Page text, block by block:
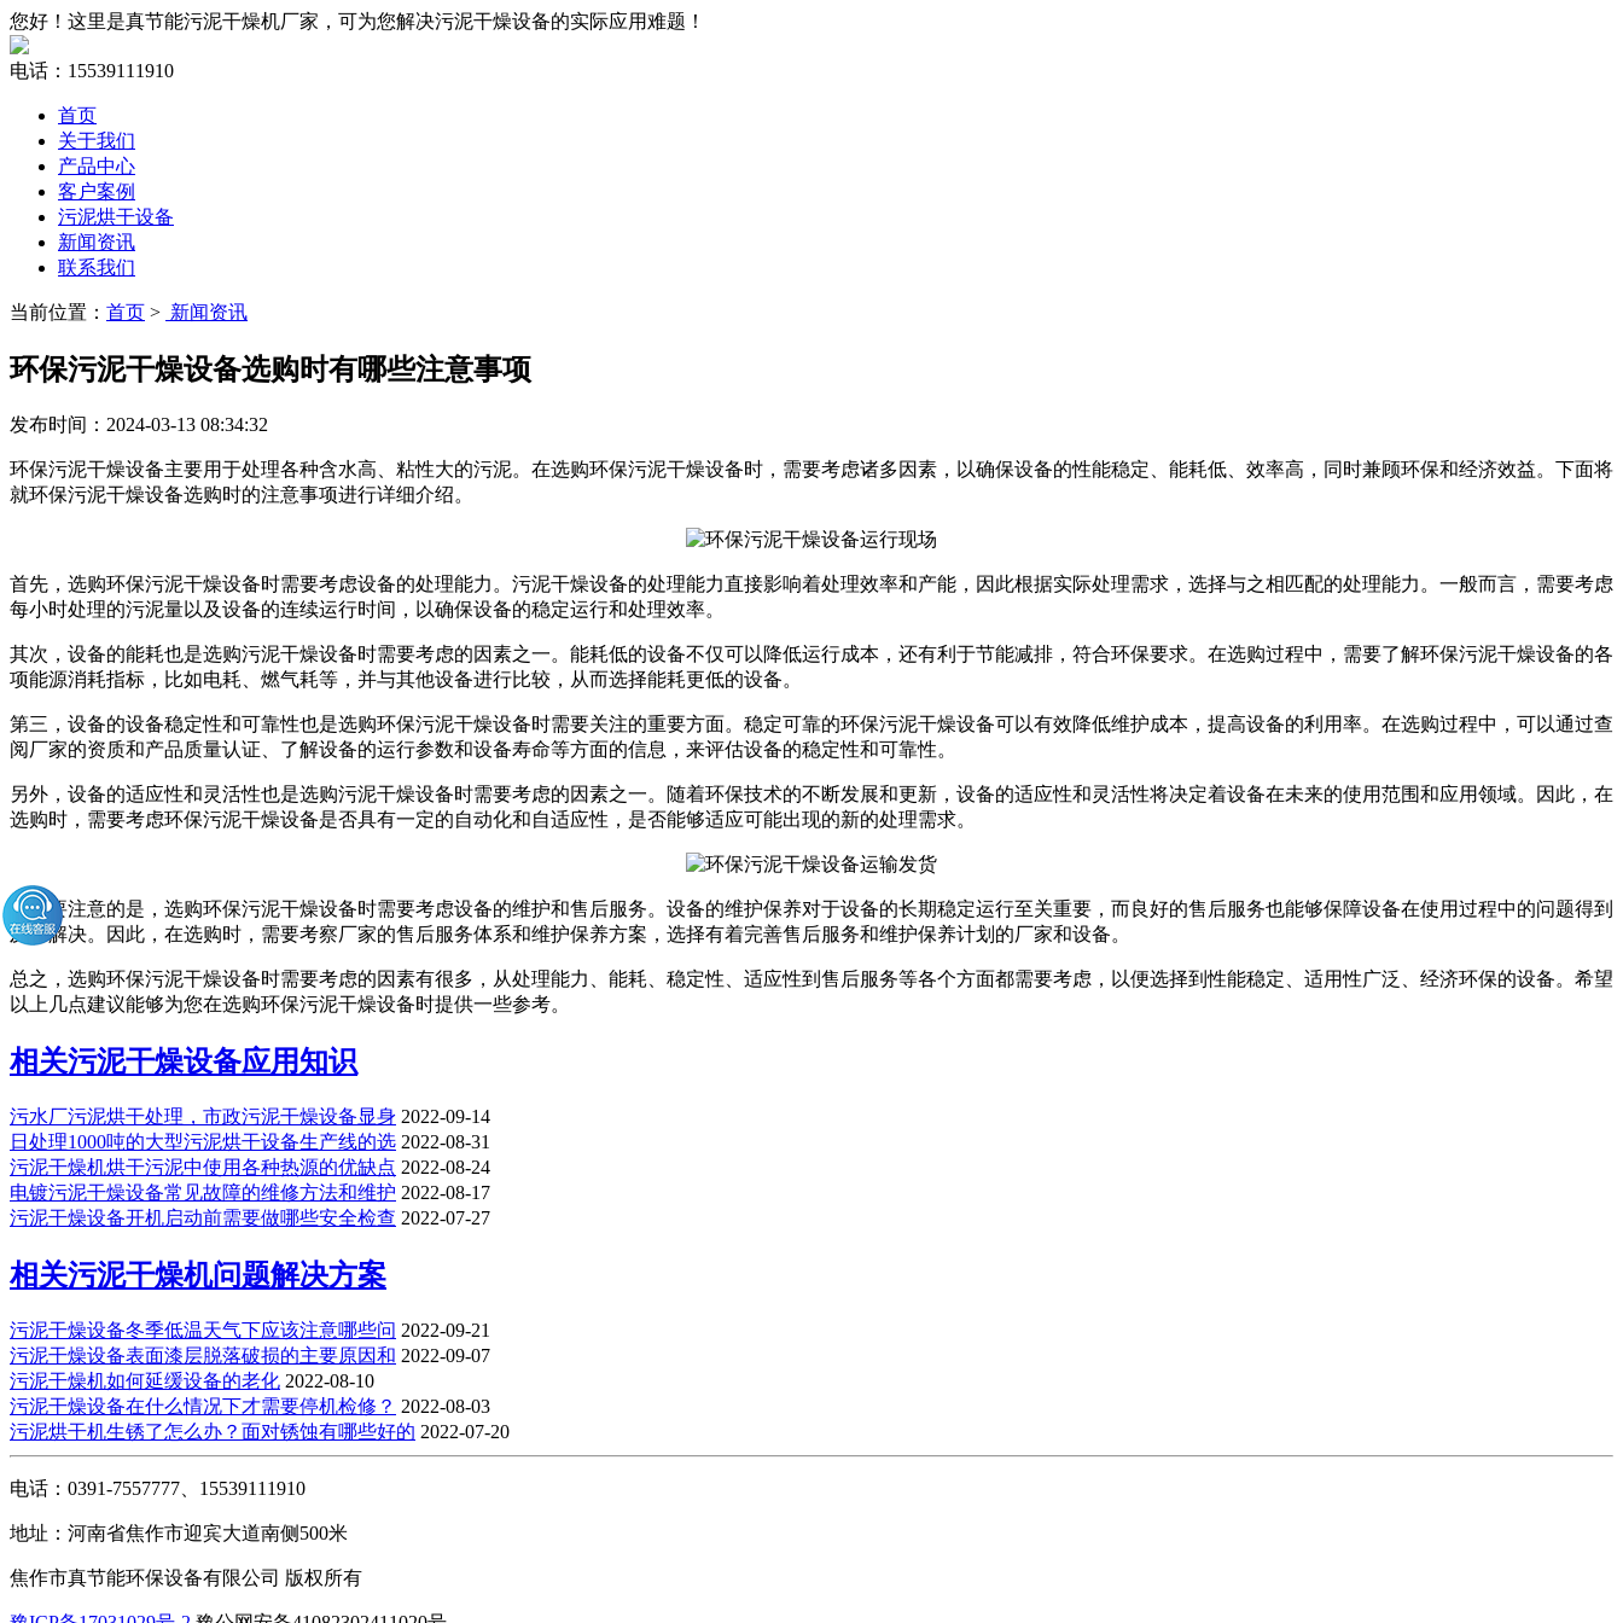
您好！这里是真节能污泥干燥机厂家，可为您解决污泥干燥设备的实际应用难题！
电话：15539111910
首页
关于我们
产品中心
客户案例
污泥烘干设备
新闻资讯
联系我们
当前位置： 首页 > 新闻资讯
环保污泥干燥设备选购时有哪些注意事项
发布时间：2024-03-13 08:34:32
环保污泥干燥设备主要用于处理各种含水高、粘性大的污泥。在选购环保污泥干燥设备时，需要考虑诸多因素，以确保设备的性能稳定、能耗低、效率高，同时兼顾环保和经济效益。下面将
就环保污泥干燥设备选购时的注意事项进行详细介绍。
首先，选购环保污泥干燥设备时需要考虑设备的处理能力。污泥干燥设备的处理能力直接影响着处理效率和产能，因此根据实际处理需求，选择与之相匹配的处理能力。一般而言，需要考虑
每小时处理的污泥量以及设备的连续运行时间，以确保设备的稳定运行和处理效率。
其次，设备的能耗也是选购污泥干燥设备时需要考虑的因素之一。能耗低的设备不仅可以降低运行成本，还有利于节能减排，符合环保要求。在选购过程中，需要了解环保污泥干燥设备的各
项能源消耗指标，比如电耗、燃气耗等，并与其他设备进行比较，从而选择能耗更低的设备。
第三，设备的设备稳定性和可靠性也是选购环保污泥干燥设备时需要关注的重要方面。稳定可靠的环保污泥干燥设备可以有效降低维护成本，提高设备的利用率。在选购过程中，可以通过查
阅厂家的资质和产品质量认证、了解设备的运行参数和设备寿命等方面的信息，来评估设备的稳定性和可靠性。
另外，设备的适应性和灵活性也是选购污泥干燥设备时需要考虑的因素之一。随着环保技术的不断发展和更新，设备的适应性和灵活性将决定着设备在未来的使用范围和应用领域。因此，在
选购时，需要考虑环保污泥干燥设备是否具有一定的自动化和自适应性，是否能够适应可能出现的新的处理需求。
还需要注意的是，选购环保污泥干燥设备时需要考虑设备的维护和售后服务。设备的维护保养对于设备的长期稳定运行至关重要，而良好的售后服务也能够保障设备在使用过程中的问题得到
及时解决。因此，在选购时，需要考察厂家的售后服务体系和维护保养方案，选择有着完善售后服务和维护保养计划的厂家和设备。
总之，选购环保污泥干燥设备时需要考虑的因素有很多，从处理能力、能耗、稳定性、适应性到售后服务等各个方面都需要考虑，以便选择到性能稳定、适用性广泛、经济环保的设备。希望
以上几点建议能够为您在选购环保污泥干燥设备时提供一些参考。
相关污泥干燥设备应用知识
污水厂污泥烘干处理，市政污泥干燥设备显身 2022-09-14
日处理1000吨的大型污泥烘干设备生产线的选 2022-08-31
污泥干燥机烘干污泥中使用各种热源的优缺点 2022-08-24
电镀污泥干燥设备常见故障的维修方法和维护 2022-08-17
污泥干燥设备开机启动前需要做哪些安全检查 2022-07-27
相关污泥干燥机问题解决方案
污泥干燥设备冬季低温天气下应该注意哪些问 2022-09-21
污泥干燥设备表面漆层脱落破损的主要原因和 2022-09-07
污泥干燥机如何延缓设备的老化 2022-08-10
污泥干燥设备在什么情况下才需要停机检修？ 2022-08-03
污泥烘干机生锈了怎么办？面对锈蚀有哪些好的 2022-07-20
电话：0391-7557777、15539111910
地址：河南省焦作市迎宾大道南侧500米
焦作市真节能环保设备有限公司 版权所有